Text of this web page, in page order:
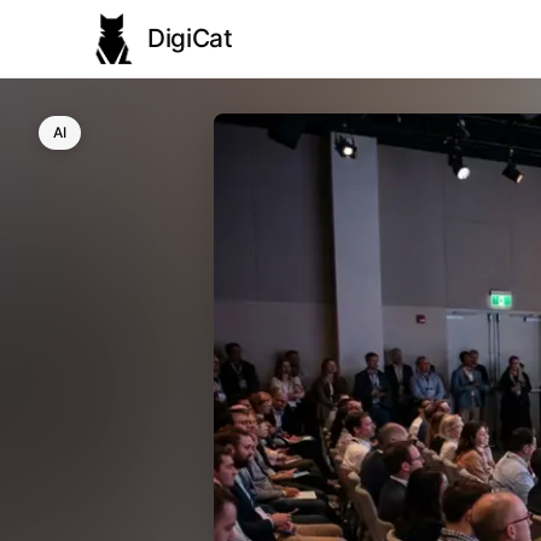
DigiCat
AI